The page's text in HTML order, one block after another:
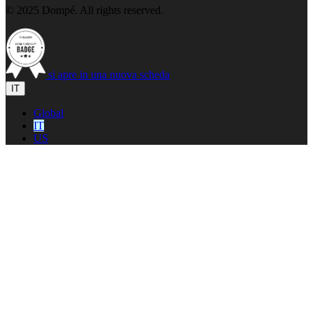
© 2025 Dompé. All rights reserved.
si apre in una nuova scheda
IT
Global
IT
US